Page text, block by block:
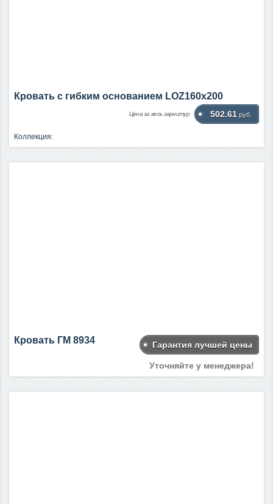
Кровать c гибким основанием LOZ160х200
Цена за весь гарнитур 502.61 руб.
Коллекция:
Кровать ГМ 8934 Гарантия лучшей цены
Уточняйте у менеджера!